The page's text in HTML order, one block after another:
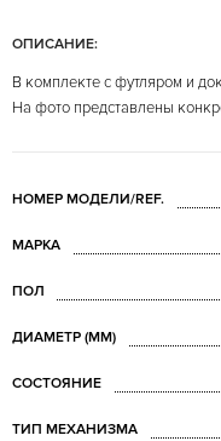
ОПИСАНИЕ:
В комплекте с футляром и
На фото представлены
НОМЕР МОДЕЛИ/REF.
МАРКА
ПОЛ
ДИАМЕТР (MM)
СОСТОЯНИЕ
ТИП МЕХАНИЗМА